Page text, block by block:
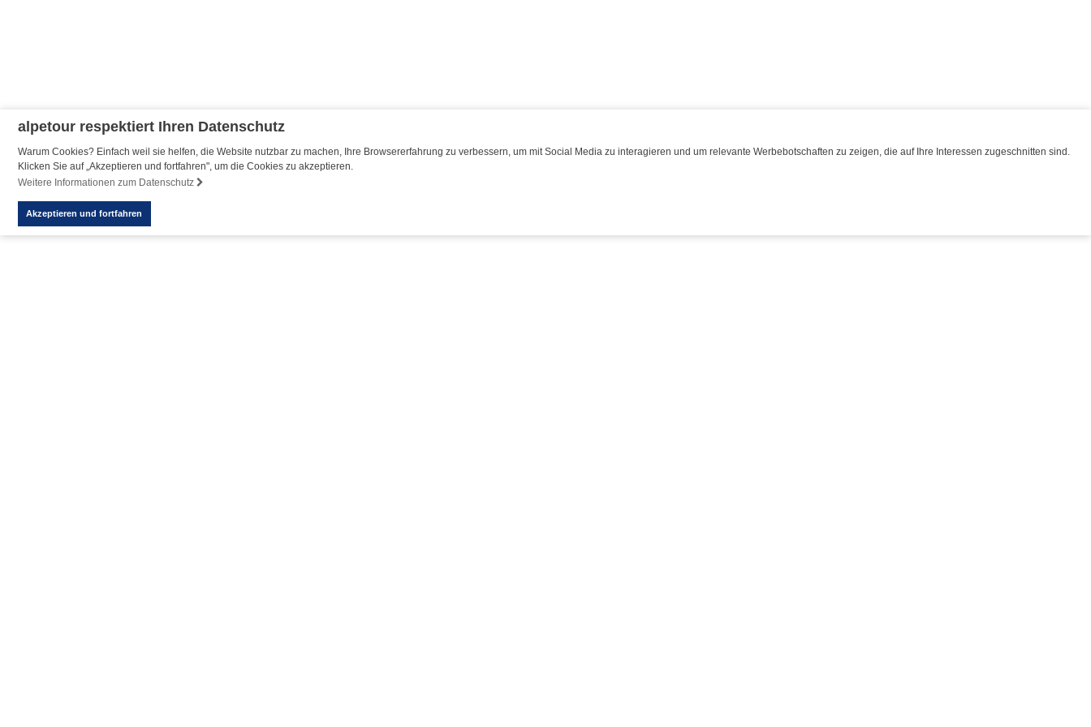
alpetour respektiert Ihren Datenschutz
Warum Cookies? Einfach weil sie helfen, die Website nutzbar zu machen, Ihre Browsererfahrung zu verbessern, um mit Social Media zu interagieren und um relevante Werbebotschaften zu zeigen, die auf Ihre Interessen zugeschnitten sind.
Klicken Sie auf „Akzeptieren und fortfahren", um die Cookies zu akzeptieren.
Weitere Informationen zum Datenschutz
Akzeptieren und fortfahren